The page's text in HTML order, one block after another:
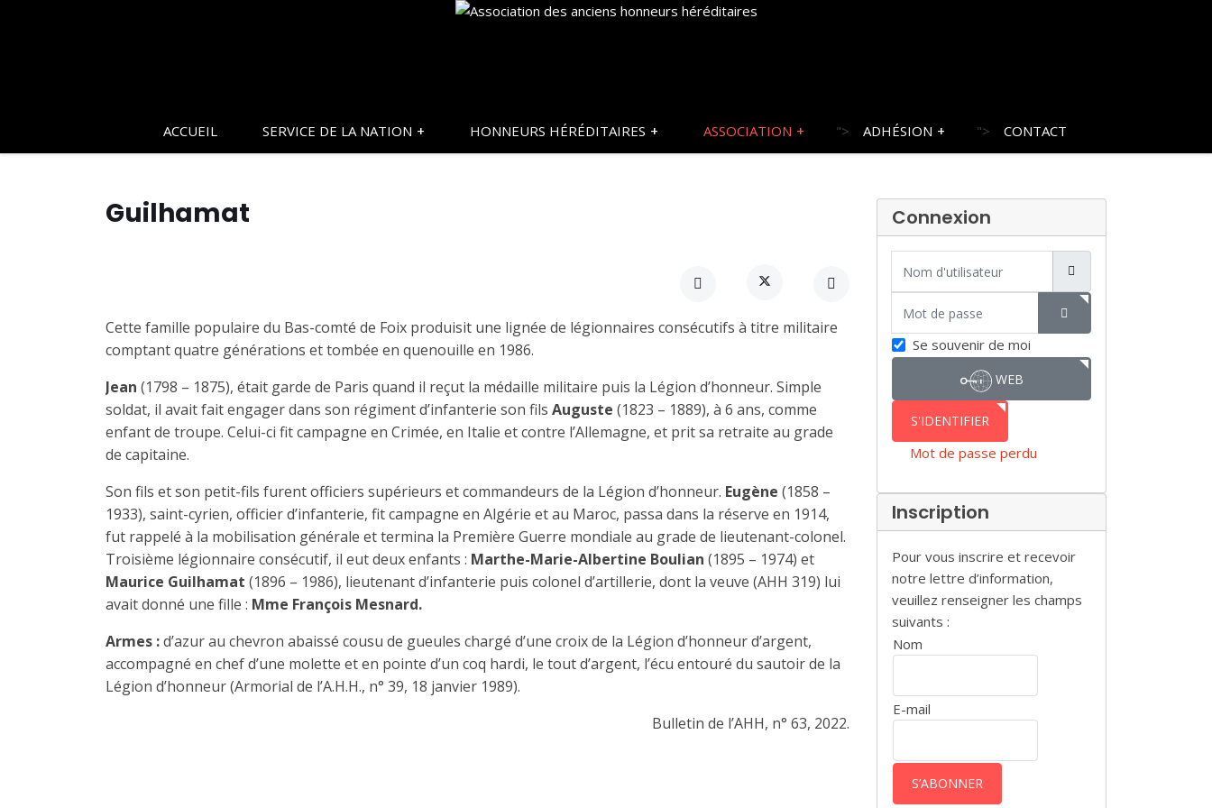
ACCUEIL SERVICE DE LA NATION HONNEURS HÉRÉDITAIRES ASSOCIATION "> ADHÉSION "> CONTACT
Guilhamat
Cette famille populaire du Bas-comté de Foix produisit une lignée de légionnaires consécutifs à titre militaire
comptant quatre générations et tombée en quenouille en 1986.
Jean (1798 – 1875), était garde de Paris quand il reçut la médaille militaire puis la Légion d’honneur. Simple
soldat, il avait fait engager dans son régiment d’infanterie son fils Auguste (1823 – 1889), à 6 ans, comme
enfant de troupe. Celui-ci fit campagne en Crimée, en Italie et contre l’Allemagne, et prit sa retraite au grade
de capitaine.
Son fils et son petit-fils furent officiers supérieurs et commandeurs de la Légion d’honneur. Eugène (1858 –
1933), saint-cyrien, officier d’infanterie, fit campagne en Algérie et au Maroc, passa dans la réserve en 1914,
fut rappelé à la mobilisation générale et termina la Première Guerre mondiale au grade de lieutenant-colonel.
Troisième légionnaire consécutif, il eut deux enfants : Marthe-Marie-Albertine Boulian (1895 – 1974) et
Maurice Guilhamat (1896 – 1986), lieutenant d’infanterie puis colonel d’artillerie, dont la veuve (AHH 319) lui
avait donné une fille : Mme François Mesnard.
Armes :d’azur au chevron abaissé cousu de gueules chargé d’une croix de la Légion d’honneur d’argent,
accompagné en chef d’une molette et en pointe d’un coq hardi, le tout d’argent, l’écu entouré du sautoir de la
Légion d’honneur (Armorial de l’A.H.H., n° 39, 18 janvier 1989).
Bulletin de l’AHH, n° 63, 2022.
Connexion
SHOW PASSWORD
Se souvenir de moi
WEB
AUTHENTICATION
S'IDENTIFIER
Mot de passe perdu
Inscription
Pour vous inscrire et recevoir
notre lettre d’information,
veuillez renseigner les champs
suivants :
Nom
E-mail